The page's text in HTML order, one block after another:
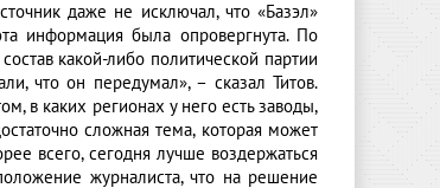
даже не исключал, что «Базэл»
информация была опровергнута. По
какой-либо политической партии
что он передумал», – сказал Титов.
в каких регионах у него есть заводы,
сложная тема, которая может
всего, сегодня лучше воздержаться
журналиста, что на решение